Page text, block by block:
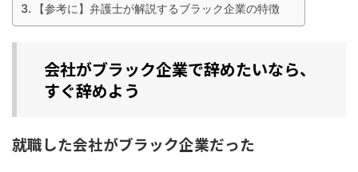
【参考に】弁護士が解説するブラック企業の特徴
会社がブラック企業で辞めたいなら、
すぐ辞めよう
就職した会社がブラック企業だった